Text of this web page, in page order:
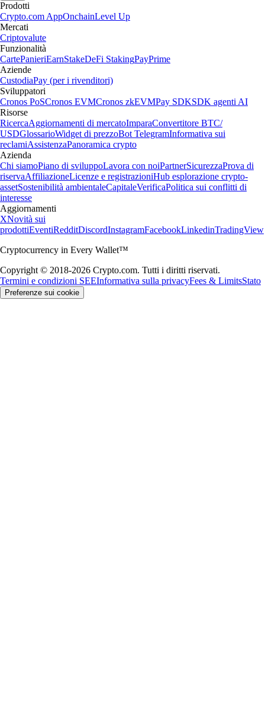
Prodotti
Crypto.com AppOnchainLevel Up
Mercati
Criptovalute
Funzionalità
CartePanieriEarnStakeDeFi StakingPayPrime
Aziende
CustodiaPay (per i rivenditori)
Sviluppatori
Cronos PoSCronos EVMCronos zkEVMPay SDKSDK agenti AI
Risorse
RicercaAggiornamenti di mercatoImparaConvertitore BTC/
USDGlossarioWidget di prezzoBot TelegramInformativa sui
reclamiAssistenzaPanoramica crypto
Azienda
Chi siamoPiano di sviluppoLavora con noiPartnerSicurezzaProva di
riservaAffiliazioneLicenze e registrazioniHub esplorazione crypto-
assetSostenibilità ambientaleCapitaleVerificaPolitica sui conflitti di
interesse
Aggiornamenti
XNovità sui
prodottiEventiRedditDiscordInstagramFacebookLinkedinTradingView
Cryptocurrency in Every Wallet™
Copyright © 2018-2026 Crypto.com. Tutti i diritti riservati.
Termini e condizioni SEEInformativa sulla privacyFees & LimitsStato
Preferenze sui cookie